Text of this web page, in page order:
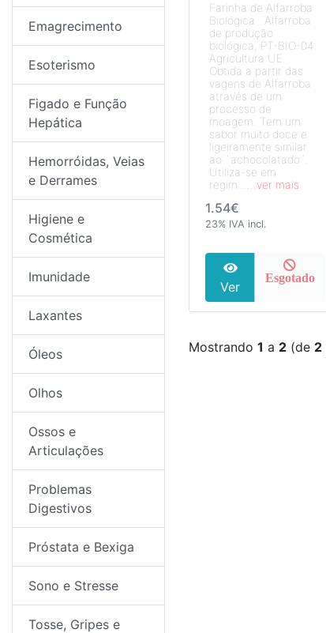
Farinha de Alfarroba
Biológica Alfarroba
de produção
biológica, PT-BIO-04
Agricultura UE.
Obtida a partir das
vagens de Alfarroba
através de um
processo de
moagem. Tem um
sabor muito doce e
ligeiramente similar
ao `achocolatado´.
Utiliza-se em
regim...
...ver mais
1.54€
23% IVA incl.
Ver
Esgotado
Mostrando 1 a 2 (de 2
Emagrecimento
Esoterismo
Figado e Função
Hepática
Hemorróidas, Veias
e Derrames
Higiene e
Cosmética
Imunidade
Laxantes
Óleos
Olhos
Ossos e
Articulações
Problemas
Digestivos
Próstata e Bexiga
Sono e Stresse
Tosse, Gripes e